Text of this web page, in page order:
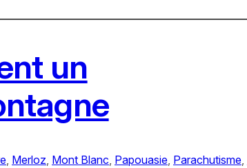
un
, Merloz, Mont Blanc, Papouasie, Parachutisme,